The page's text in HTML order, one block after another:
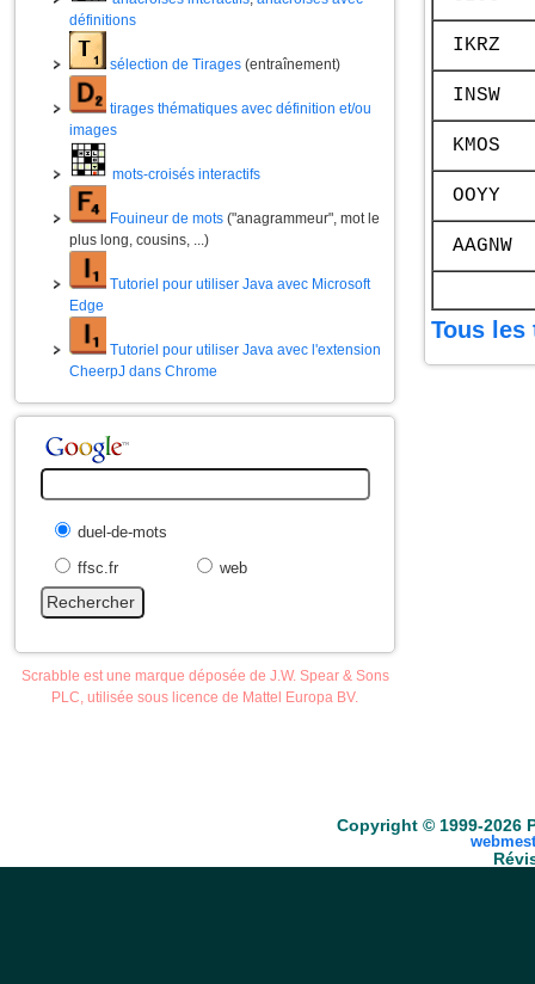
définitions
sélection de Tirages (entraînement)
tirages thématiques avec définition et/ou
images
mots-croisés interactifs
Fouineur de mots ("anagrammeur", mot le
plus long, cousins, ...)
Tutoriel pour utiliser Java avec Microsoft
Edge
Tutoriel pour utiliser Java avec l'extension
CheerpJ dans Chrome
duel-de-mots
ffsc.fr
web
Scrabble est une marque déposée de J.W. Spear & Sons
PLC, utilisée sous licence de Mattel Europa BV.
IKRZ
INSW
KMOS
OOYY
AAGNW
Tous les
Copyright © 1999-2026